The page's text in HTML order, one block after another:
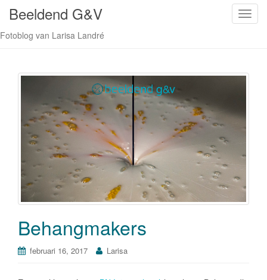
S
k
i
t
i
Beeldend G&V
Fotoblog van Larisa Landré
Behangmakers
februari 16, 2017 Larisa